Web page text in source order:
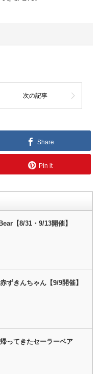
次の記事
Share
Pin it
【8/31・9/13開催】
ずきんちゃん【9/9開催】
帰ってきたセーラーベア